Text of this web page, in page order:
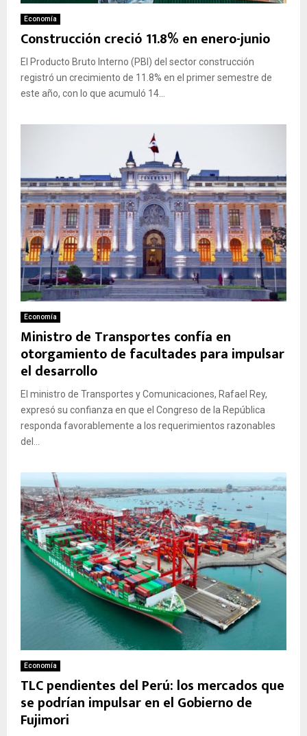
Economía
Construcción creció 11.8% en enero-junio
El Producto Bruto Interno (PBI) del sector construcción
registró un crecimiento de 11.8% en el primer semestre de
este año, con lo que acumuló 14...
Economía
Ministro de Transportes confía en
otorgamiento de facultades para impulsar
el desarrollo
El ministro de Transportes y Comunicaciones, Rafael Rey,
expresó su confianza en que el Congreso de la República
responda favorablemente a los requerimientos razonables
del...
Economía
TLC pendientes del Perú: los mercados que
se podrían impulsar en el Gobierno de
Fujimori